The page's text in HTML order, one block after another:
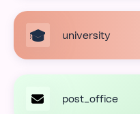
university
post_office